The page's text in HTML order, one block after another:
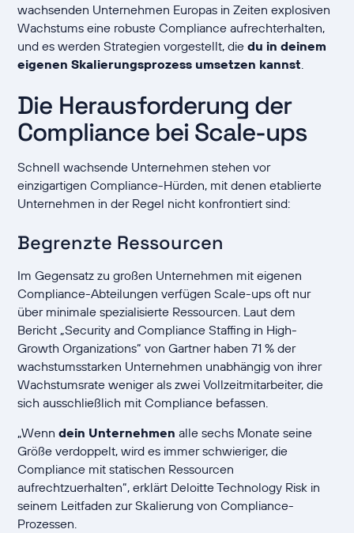
wachsenden Unternehmen Europas in Zeiten explosiven
Wachstums eine robuste Compliance aufrechterhalten,
und es werden Strategien vorgestellt, diedu in deinem
eigenen Skalierungsprozess umsetzen kannst
Die Herausforderung der
Compliance bei Scale-ups
Schnell wachsende Unternehmen stehen vor
einzigartigen Compliance-Hürden, mit denen etablierte
Unternehmen in der Regel nicht konfrontiert sind:
Begrenzte Ressourcen
Im Gegensatz zu großen Unternehmen mit eigenen
Compliance-Abteilungen verfügen Scale-ups oft nur
über minimale spezialisierte Ressourcen. Laut dem
Bericht „Security and Compliance Staffing in High-
Growth Organizations“ von Gartner haben 71 % der
wachstumsstarken Unternehmen unabhängig von ihrer
Wachstumsrate weniger als zwei Vollzeitmitarbeiter, die
sich ausschließlich mit Compliance befassen.
„Wenndein Unternehmen alle sechs Monate seine
Größe verdoppelt, wird es immer schwieriger, die
Compliance mit statischen Ressourcen
aufrechtzuerhalten“, erklärt Deloitte Technology Risk in
seinem Leitfaden zur Skalierung von Compliance-
Prozessen.